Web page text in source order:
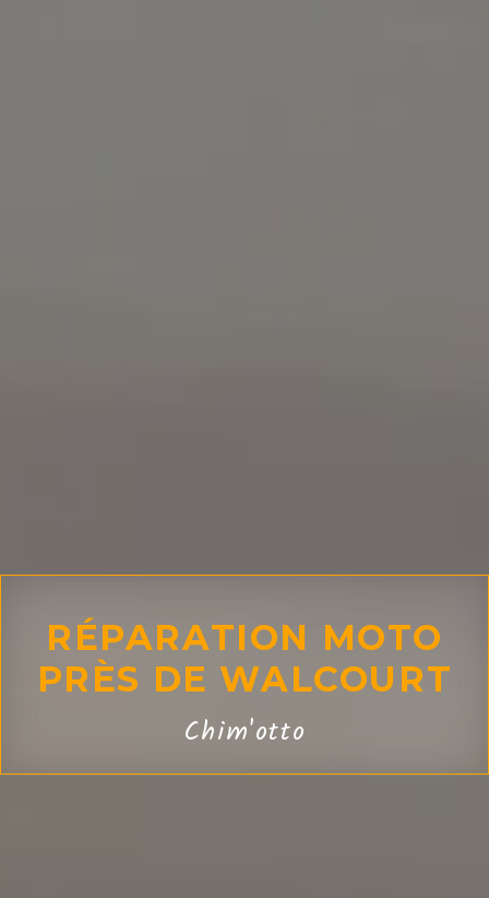
RÉPARATION MOTO
PRÈS DE WALCOURT
Chim'otto